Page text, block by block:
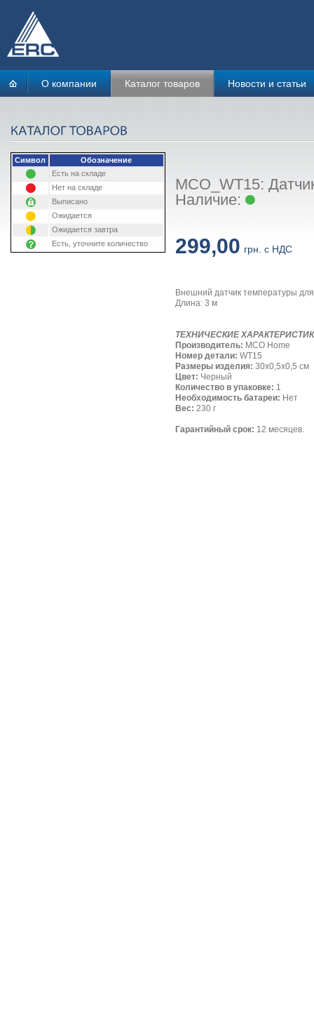
О компании Каталог товаров Новости и статьи
Символ
Обозначение
Есть на складе
Нет на складе
Выписано
Ожидается
Ожидается завтра
Есть, уточните количество
MCO_WT15:
Наличие:
299,00 грн. с НДС
Внешний датчик температуры
Длина: 3 м
ТЕХНИЧЕСКИЕ
Производитель: ‎MCO Home
Номер детали: ‎WT15
Размеры изделия: 30x0,5x0,5 см
Цвет: ‎ Черный
Количество в упаковке: 1
Необходимость батареи: Нет
Вес: ‎230 г
Гарантийный срок: 12 месяцев.